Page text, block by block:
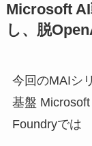
Microsoft
し、脱
今回のMAIシ
基盤 Microsoft
Foundryでは